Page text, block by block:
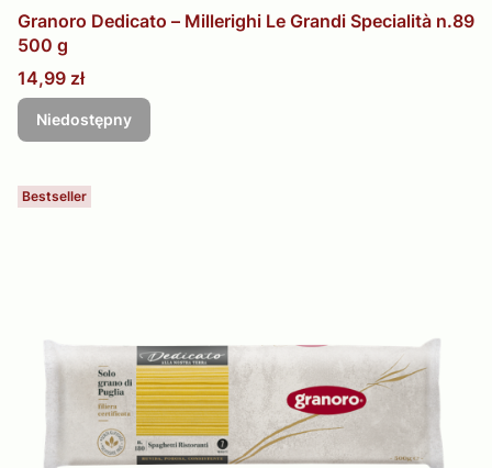
Granoro Dedicato – Millerighi Le Grandi Specialità n.89
500 g
Cena
14,99 zł
Niedostępny
Bestseller